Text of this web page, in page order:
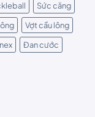
Sức căng
Vợt cầu lông
Đan cước